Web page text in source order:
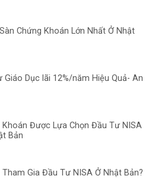
Chứng Khoán Lớn Nhất Ở Nhật
Giáo Dục lãi 12%/năm Hiệu Quả- An
Khoán Được Lựa Chọn Đầu Tư NISA
Bản
Gia Đầu Tư NISA Ở Nhật Bản?